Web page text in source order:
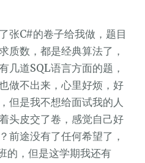
张C#的卷子给我做，题目
质数，都是经典算法了，
几道SQL语言方面的题，
做不出来，心里好烦，好
但是我不想给面试我的人
头皮交了卷，感觉自己好
前途没有了任何希望了，
的，但是这学期我还有